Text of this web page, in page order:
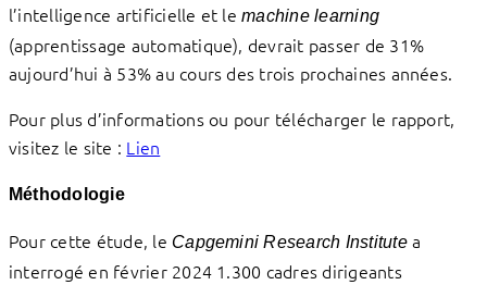
l’intelligence artificielle et lemachine learning
(apprentissage automatique), devrait passer de 31%
aujourd’hui à 53% au cours des trois prochaines années.
Pour plus d’informations ou pour télécharger le rapport,
visitez le site : Lien
Méthodologie
Pour cette étude, le Capgemini Research Institutea
interrogé en février 2024 1.300 cadres dirigeants